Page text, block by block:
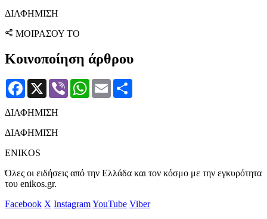
ΔΙΑΦΗΜΙΣΗ
ΜΟΙΡΑΣΟΥ ΤΟ
Κοινοποίηση άρθρου
Facebook
X Viber WhatsApp
Email
ΔΙΑΦΗΜΙΣΗ
ΔΙΑΦΗΜΙΣΗ
ENIKOS
Όλες οι ειδήσεις από την Ελλάδα και τον κόσμο με την εγκυρότητα
του enikos.gr.
Facebook X InstagramYouTube Viber